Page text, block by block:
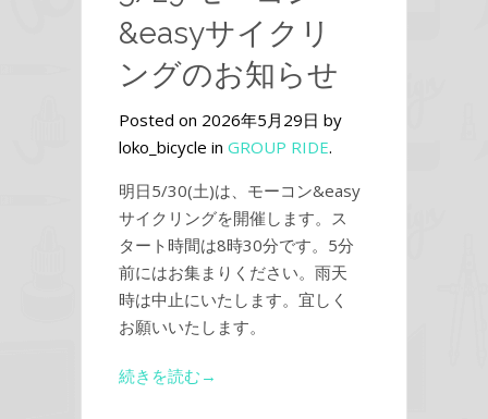
&easyサイクリ
ングのお知らせ
Posted on 2026年5月29日 by
loko_bicycle in GROUP RIDE.
明日5/30(土)は、モーコン&easy
サイクリングを開催します。ス
タート時間は8時30分です。5分
前にはお集まりください。雨天
時は中止にいたします。宜しく
お願いいたします。
続きを読む→